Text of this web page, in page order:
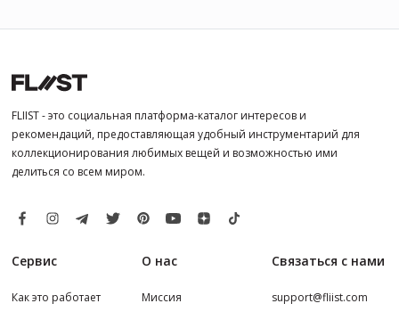
FLIIST - это социальная платформа-каталог интересов и
рекомендаций, предоставляющая удобный инструментарий для
коллекционирования любимых вещей и возможностью ими
делиться со всем миром.
Сервис
Как это работает
О нас
Миссия
Связаться с нами
support@fliist.com